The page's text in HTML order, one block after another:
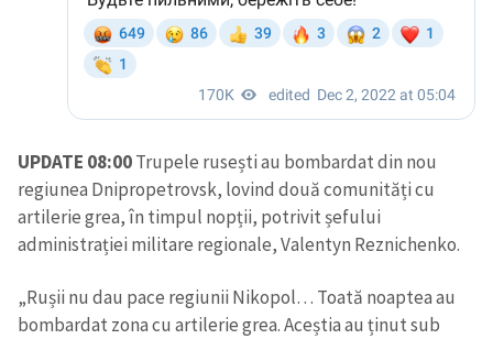
UPDATE 08:00Trupele rusești au bombardat din nou
regiunea Dnipropetrovsk, lovind două comunități cu
artilerie grea, în timpul nopții, potrivit șefului
administrației militare regionale, Valentyn Reznichenko.
„Rușii nu dau pace regiunii Nikopol… Toată noaptea au
bombardat zona cu artilerie grea. Aceștia au ținut sub